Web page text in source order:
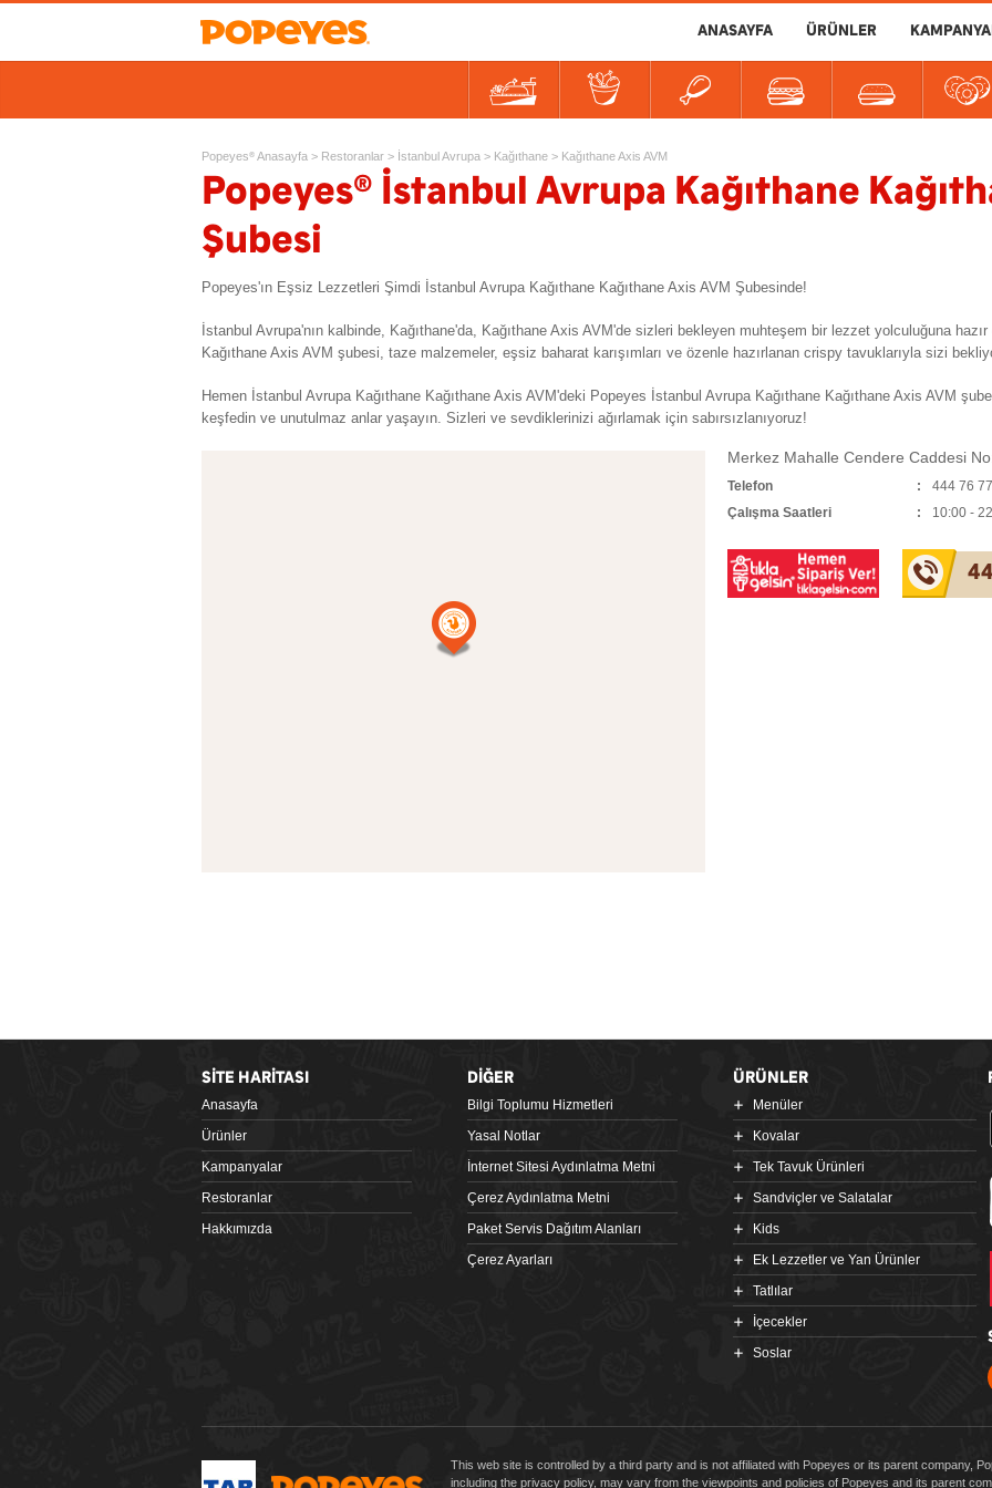
ANASAYFA ÜRÜNLER
İçecekler Soslar
Popeyes® Anasayfa > Restoranlar > İstanbul Avrupa > Kağıthane > Kağıthane Axis AVM
Popeyes®
İstanbul Avrupa Kağıthane
Şubesi
Popeyes'ın Eşsiz Lezzetleri Şimdi İstanbul Avrupa Kağıthane Kağıthane Axis AVM Şubesinde!
İstanbul Avrupa'nın kalbinde, Kağıthane'da, Kağıthane Axis AVM'de sizleri bekleyen muhteşem bir lezzet yolculuğuna
Kağıthane Axis AVM şubesi, taze malzemeler, eşsiz baharat karışımları ve özenle hazırlanan crispy tavuklarıyla sizi
Hemen İstanbul Avrupa Kağıthane Kağıthane Axis AVM'deki Popeyes İstanbul Avrupa Kağıthane Kağıthane Axis AVM
keşfedin ve unutulmaz anlar yaşayın. Sizleri ve sevdiklerinizi ağırlamak için sabırsızlanıyoruz!
Merkez Mahalle Cendere Caddesi
Telefon
444 76 77
Çalışma Saatleri
10:00 -
SİTE HARİTASI
Anasayfa
Ürünler
Kampanyalar
Restoranlar
Hakkımızda
DİĞER
Bilgi Toplumu Hizmetleri
Yasal Notlar
İnternet Sitesi Aydınlatma Metni
Çerez Aydınlatma Metni
Paket Servis Dağıtım Alanları
Çerez Ayarları
ÜRÜNLER
Menüler
Kovalar
Tek Tavuk Ürünleri
Sandviçler ve Salatalar
Kids
Ek Lezzetler ve Yan Ürünler
Tatlılar
İçecekler
Soslar
This web site is controlled by a third party and is not affiliated with Popeyes or its parent company,
including the privacy policy, may vary from the viewpoints and policies of Popeyes and its parent